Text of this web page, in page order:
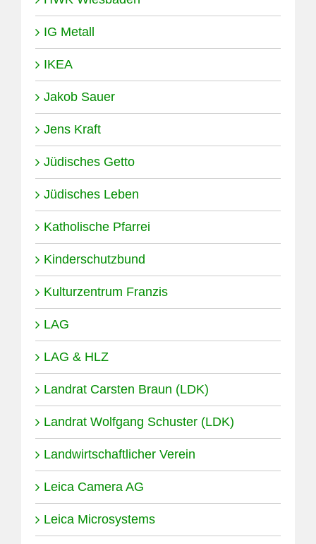
IG Metall
IKEA
Jakob Sauer
Jens Kraft
Jüdisches Getto
Jüdisches Leben
Katholische Pfarrei
Kinderschutzbund
Kulturzentrum Franzis
LAG
LAG & HLZ
Landrat Carsten Braun (LDK)
Landrat Wolfgang Schuster (LDK)
Landwirtschaftlicher Verein
Leica Camera AG
Leica Microsystems